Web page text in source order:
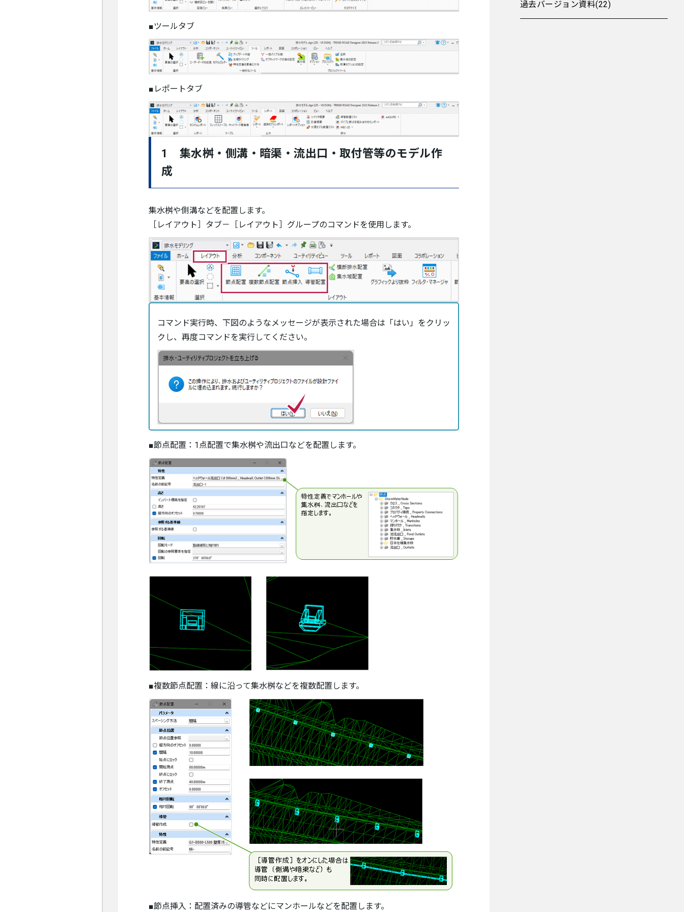
■ツールタブ
■レポートタブ
1 集水桝・側溝・暗渠・流出口・取付管等のモデル作
成
集水桝や側溝などを配置します。
［レイアウト］タブ－［レイアウト］グループのコマンドを使用します。
コマンド実行時、下図のようなメッセージが表示された場合は「はい」をクリッ
クし、再度コマンドを実行してください。
■節点配置：1点配置で集水桝や流出口などを配置します。
■複数節点配置：線に沿って集水桝などを複数配置します。
■節点挿入：配置済みの導管などにマンホールなどを配置します。
過去バージョン資料(22)